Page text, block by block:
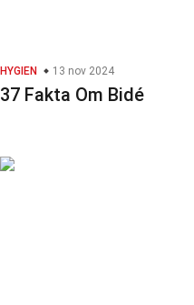
HYGIEN 13 nov 2024
37 Fakta Om Bidé